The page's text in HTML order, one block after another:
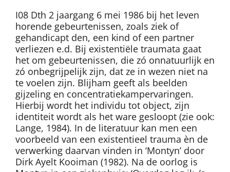
I08 Dth 2 jaargang 6 mei 1986 bij het leven
horende gebeurtenissen, zoals ziek of
gehandicapt den, een kind of een partner
verliezen e.d. Bij existentiële traumata gaat
het om gebeurtenissen, die zó onnatuurlijk en
zó onbegrijpelijk zijn, dat ze in wezen niet na
te voelen zijn. Blijham geeft als beelden
gijzeling en concentratiekampervaringen.
Hierbij wordt het individu tot object, zijn
identiteit wordt als het ware gesloopt (zie ook:
Lange, 1984). In de literatuur kan men een
voorbeeld van een existentieel trauma èn de
verwerking daarvan vinden in ‘Montyn’ door
Dirk Ayelt Kooiman (1982). Na de oorlog is